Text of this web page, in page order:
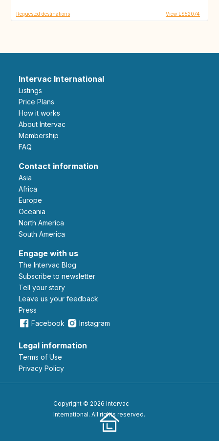
Requested destinations View ES52074
Intervac International
Listings
Price Plans
How it works
About Intervac
Membership
FAQ
Contact information
Asia
Africa
Europe
Oceania
North America
South America
Engage with us
The Intervac Blog
Subscribe to newsletter
Tell your story
leave us your feedback
Press
Facebook
Instagram
Legal information
Terms of Use
Privacy Policy
Copyright © 2026 Intervac
International. All rights reserved.